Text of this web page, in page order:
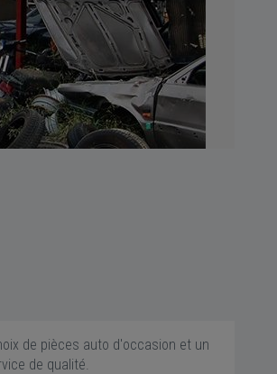
de pièces auto d'occasion et un
de qualité.